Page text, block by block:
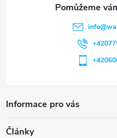
Informace pro vás
Články
info@